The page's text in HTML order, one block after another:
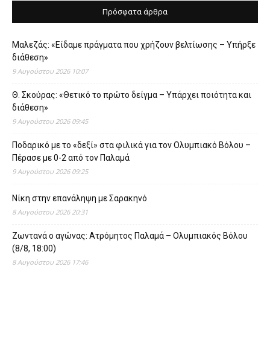
Πρόσφατα άρθρα
Μαλεζάς: «Είδαμε πράγματα που χρήζουν βελτίωσης – Υπήρξε
διάθεση»
9 Αυγούστου 2026 10:07
Θ. Σκούρας: «Θετικό το πρώτο δείγμα – Υπάρχει ποιότητα και
διάθεση»
9 Αυγούστου 2026 09:45
Ποδαρικό με το «δεξί» στα φιλικά για τον Ολυμπιακό Βόλου –
Πέρασε με 0-2 από τον Παλαμά
9 Αυγούστου 2026 09:25
Νίκη στην επανάληψη με Σαρακηνό
8 Αυγούστου 2026 20:31
Ζωντανά ο αγώνας: Ατρόμητος Παλαμά – Ολυμπιακός Βόλου
(8/8, 18:00)
8 Αυγούστου 2026 17:46